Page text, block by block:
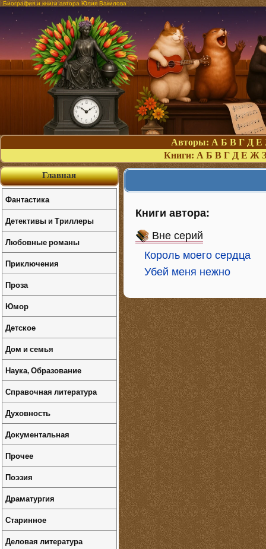
Биография и книги автора Юлия Вакилова
Авторы: А Б В Г Д Е
Книги: А Б В Г Д Е Ж З
Книги автора:
Вне серий
Король моего сердца
Убей меня нежно
Главная
Фантастика
Детективы и Триллеры
Любовные романы
Приключения
Проза
Юмор
Детское
Дом и семья
Наука, Образование
Справочная литература
Духовность
Документальная
Прочее
Поэзия
Драматургия
Старинное
Деловая литература